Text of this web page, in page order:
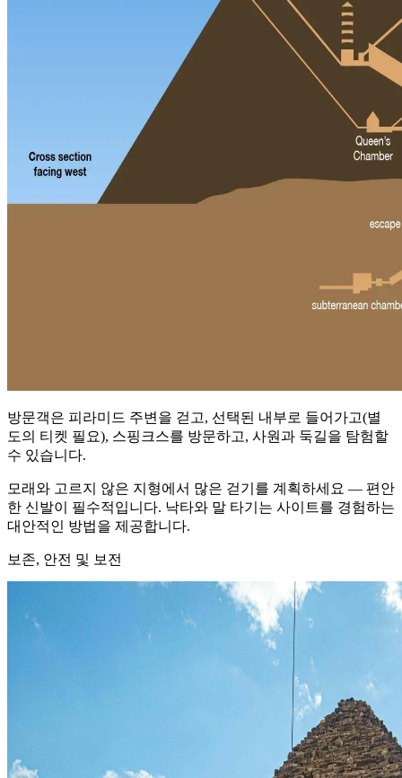
방문객은 피라미드 주변을 걷고, 선택된 내부로 들어가고(별
도의 티켓 필요), 스핑크스를 방문하고, 사원과 둑길을 탐험할
수 있습니다.
모래와 고르지 않은 지형에서 많은 걷기를 계획하세요 — 편안
한 신발이 필수적입니다. 낙타와 말 타기는 사이트를 경험하는
대안적인 방법을 제공합니다.
보존, 안전 및 보전